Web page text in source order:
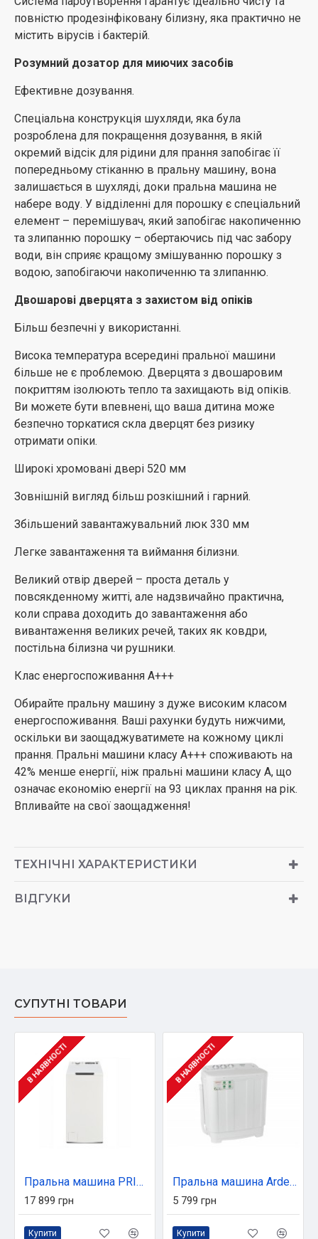
Клас енергоспоживання А+++
Обирайте пральну машину з дуже високим класом
енергоспоживання. Ваші рахунки будуть нижчими,
прання. Пральні машини класу А+++ споживають на
42% менше енергії, ніж пральні машини класу А, що
означає економію енергії на 93 циклах прання на рік.
Впливайте на свої заощадження!
повністю продезінфіковану білизну, яка практично не
містить вірусів і бактерій.
Розумний дозатор для миючих засобів
Ефективне дозування.
Спеціальна конструкція шухляди, яка була
розроблена для покращення дозування, в якій
окремий відсік для рідини для прання запобігає її
попередньому стіканню в пральну машину, вона
залишається в шухляді, доки пральна машина не
набере воду. У відділенні для порошку є спеціальний
елемент – перемішувач, який запобігає накопиченню
та злипанню порошку – обертаючись під час забору
води, він сприяє кращому змішуванню порошку з
водою, запобігаючи накопиченню та злипанню.
Двошарові дверцята з захистом від опіків
Більш безпечні у використанні.
Висока температура всередині пральної машини
більше не є проблемою. Дверцята з двошаровим
покриттям ізолюють тепло та захищають від опіків.
Ви можете бути впевнені, що ваша дитина може
безпечно торкатися скла дверцят без ризику
отримати опіки.
Широкі хромовані двері 520 мм
Зовнішній вигляд більш розкішний і гарний.
Збільшений завантажувальний люк 330 мм
Легке завантаження та виймання білизни.
Великий отвір дверей – проста деталь у
повсякденному житті, але надзвичайно практична,
коли справа доходить до завантаження або
вивантаження великих речей, таких як ковдри,
постільна білизна чи рушники.
Клас енергоспоживання А+++
Обирайте пральну машину з дуже високим класом
енергоспоживання. Ваші рахунки будуть нижчими,
оскільки ви заощаджуватимете на кожному циклі
прання. Пральні машини класу А+++ споживають на
42% менше енергії, ніж пральні машини класу А, що
означає економію енергії на 93 циклах прання на рік.
Впливайте на свої заощадження!
ТЕХНІЧНІ ХАРАКТЕРИСТИКИ
ВІДГУКИ
СУПУТНІ ТОВАРИ
В НАЯВНОСТІ
Пральна машина PRIME Technics PWT 81316 DIV
17 899 грн
Купити
В НАЯВНОСТІ
Пральна машина Ardesto WMH-W60C
5 799 грн
Купити